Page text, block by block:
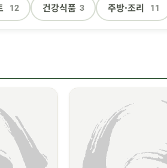
12 건강식품 3 주방·조리 11